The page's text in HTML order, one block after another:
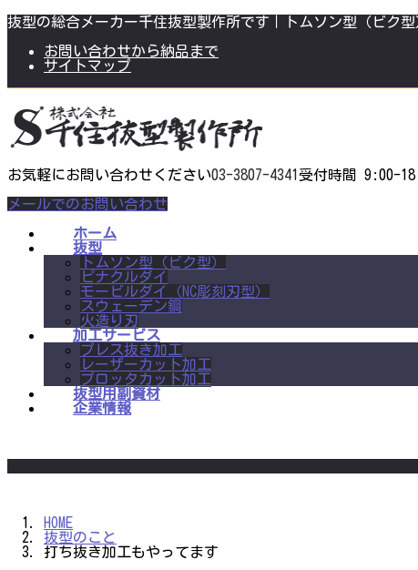
コ
移
動
ナ
ン
に
移
動
抜型の総合メーカー千住抜型製作所です｜トムソン型（ビク
お問い合わせから納品まで
サイトマップ
お気軽にお問い合わせください03-3807-4341 受付時間 9:00-
メールでのお問い合わせ
ホーム
抜型
トムソン型（ビク型）
ピナクルダイ
モービルダイ（NC彫刻刃型）
スウェーデン鋼
火造り刃
加工サービス
プレス抜き加工
レーザーカット加工
プロッタカット加工
抜型用副資材
企業情報
HOME
抜型のこと
打ち抜き加工もやってます